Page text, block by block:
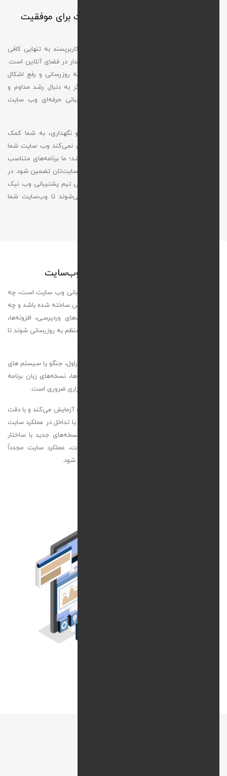
خدمات پشتیبانی و نگهداری وب‌سایت برای موفقیت
همه می‌دانیم که داشتن یک وب‌ سایت جذاب و کاربرپسند به‌ تنهایی کافی
نیست. پشتیبانی و نگهداری منظم، کلید موفقیت پایدار در فضای آنلاین است.
وب‌ سایت‌ها مانند موجودات زنده نیاز به مراقبت، به‌ روزرسانی و رفع اشکال
دارند تا همیشه در بهترین حالت خود عمل کنند. اگر به دنبال رشد مداوم و
موفقیت در دنیای دیجیتال هستید، خدمات پشتیبانی حرفه‌ای وب‌ سایت
تیم وب‌ نیک با ارائه خدمات تخصصی پشتیبانی و نگهداری، به شما کمک
می‌کند تا همیشه یک گام از رقبا جلوتر باشید. فرقی نمی‌کند وب‌ سایت شما
تازه‌ تأسیس باشد یا سال‌ها از فعالیت آن گذشته باشد؛ ما برنامه‌های متناسب
با نیاز شما ارائه می‌دهیم تا عملکرد، امنیت و سرعت سایت‌تان تضمین شود. در
ادامه، نگاهی به مهم‌ ترین خدمات و وظایف تخصصی تیم پشتیبانی وب‌ نیک
می‌اندازیم؛ خدماتی که با دقت و تخصص ارائه می‌شوند تا وب‌سایت شما
به‌ روزرسانی منظم، اساس پشتیبانی وب‌سایت
به‌ روزرسانی مداوم یکی از مهم‌ ترین جنبه‌های پشتیبانی وب‌ سایت است، چه
سایت شما با سیستم‌های مدیریت محتوا مانند وردپرس ساخته شده باشد و چه
به‌ صورت اختصاصی توسعه یافته باشد. در سایت‌های وردپرسی، افزونه‌ها،
قالب‌ها و هسته سیستم مدیریت محتوا باید به‌ طور منظم به‌ روزرسانی شوند تا
امنیت، سرعت و عملکرد بی‌ نقص سایت تضمین شود.
در سایت‌های اختصاصی که از فریم‌ ورک‌ هایی مانند لاراول، جنگو یا سیستم‌ های
سفارشی استفاده می‌کنند نیز به‌ روزرسانی کتابخانه‌ها، نسخه‌های زبان برنامه‌
تیم ما به‌ صورت دوره‌ای تمام اجزای سایت را بررسی و آزمایش می‌کند و با دقت
بالا به‌ روزرسانی‌ها را اعمال می‌کند تا از بروز مشکلات یا تداخل در عملکرد سایت
جلوگیری شود. پیش از هر به‌ روزرسانی، سازگاری نسخه‌های جدید با ساختار
سایت شما ارزیابی می‌شود و پس از اعمال تغییرات، عملکرد سایت مجدداً
آزمایش می‌شود تا اطمینان کامل از کیفیت آن حاصل شود.